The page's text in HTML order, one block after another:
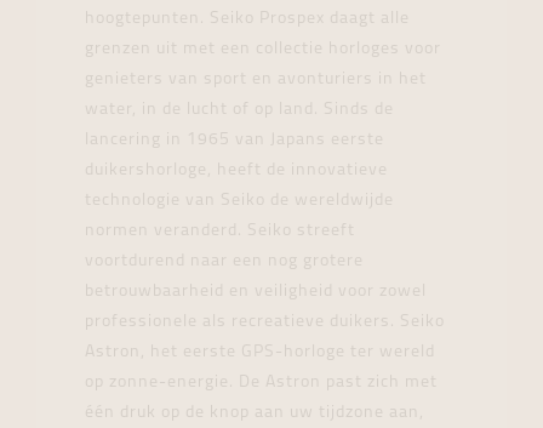
hoogtepunten. Seiko Prospex daagt alle
grenzen uit met een collectie horloges voor
genieters van sport en avonturiers in het
water, in de lucht of op land. Sinds de
lancering in 1965 van Japans eerste
duikershorloge, heeft de innovatieve
technologie van Seiko de wereldwijde
normen veranderd. Seiko streeft
voortdurend naar een nog grotere
betrouwbaarheid en veiligheid voor zowel
professionele als recreatieve duikers. Seiko
Astron, het eerste GPS-horloge ter wereld
op zonne-energie. De Astron past zich met
één druk op de knop aan uw tijdzone aan,